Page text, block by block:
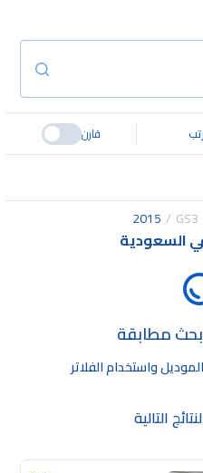
رتب قارن
GS3
2015
بحث مطابقة
واستخدام الفلاتر
التالية